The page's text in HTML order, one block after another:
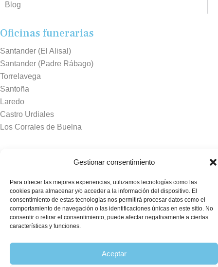
Gestionar consentimiento
Para ofrecer las mejores experiencias, utilizamos tecnologías como las
cookies para almacenar y/o acceder a la información del dispositivo. El
consentimiento de estas tecnologías nos permitirá procesar datos como el
comportamiento de navegación o las identificaciones únicas en este sitio. No
consentir o retirar el consentimiento, puede afectar negativamente a ciertas
características y funciones.
Aceptar
Blog
Oficinas funerarias
Santander (El Alisal)
Santander (Padre Rábago)
Torrelavega
Santoña
Laredo
Castro Urdiales
Los Corrales de Buelna
Sierrallana
Real Valle de Cayón
Laredo
Puente Viesgo